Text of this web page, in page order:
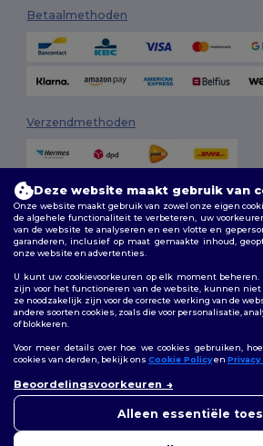
Betaalmethoden
Verzendmethoden
Algemene voorwaarden
Aanpassingsbeleid |
Cookiebeleid| Sitemap
Volg ons
Bruxelles|Anvers|Mortsel|Malines|Lierre|
Hoogstraten|Bruges
Deze website maakt gebruik van
Onze website maakt gebruik van zowel onze eigen
de algehele functionaliteit te verbeteren, uw
van de website te analyseren en een vlotte en
garanderen, inclusief op maat gemaakte inhoud,
onze website en advertenties.
U kunt uw cookievoorkeuren op elk moment beheren.
zijn voor het functioneren van de website, kunnen
ze noodzakelijk zijn voor de correcte werking van de
andere soorten cookies, zoals die voor personalisatie,
of blokkeren.
Voor meer details over hoe we cookies gebruiken,
cookies van derden, bekijk ons Cookie Policyen Privacy
Beoordelingsvoorkeuren
Alleen essentiële
moment